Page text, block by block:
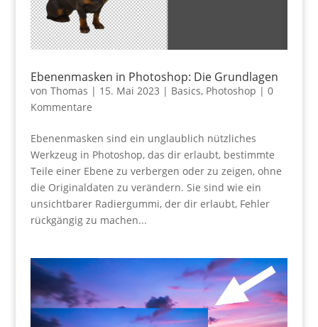
Ebenenmasken in Photoshop: Die Grundlagen
von Thomas | 15. Mai 2023 | Basics, Photoshop | 0
Kommentare
Ebenenmasken sind ein unglaublich nützliches
Werkzeug in Photoshop, das dir erlaubt, bestimmte
Teile einer Ebene zu verbergen oder zu zeigen, ohne
die Originaldaten zu verändern. Sie sind wie ein
unsichtbarer Radiergummi, der dir erlaubt, Fehler
rückgängig zu machen...